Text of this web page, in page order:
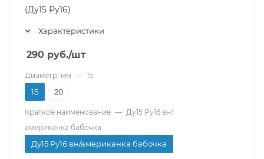
(Ду15 Ру16)
Характеристики
290 руб./шт
Диаметр, мм — 15
15 20
Краткое наименование — Ду15 Ру16 вн/
американка бабочка
Ду15 Ру16 вн/американка бабочка